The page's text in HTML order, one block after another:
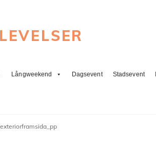
Långweekend Dagsevent Stadsevent
exteriorframsida_pp